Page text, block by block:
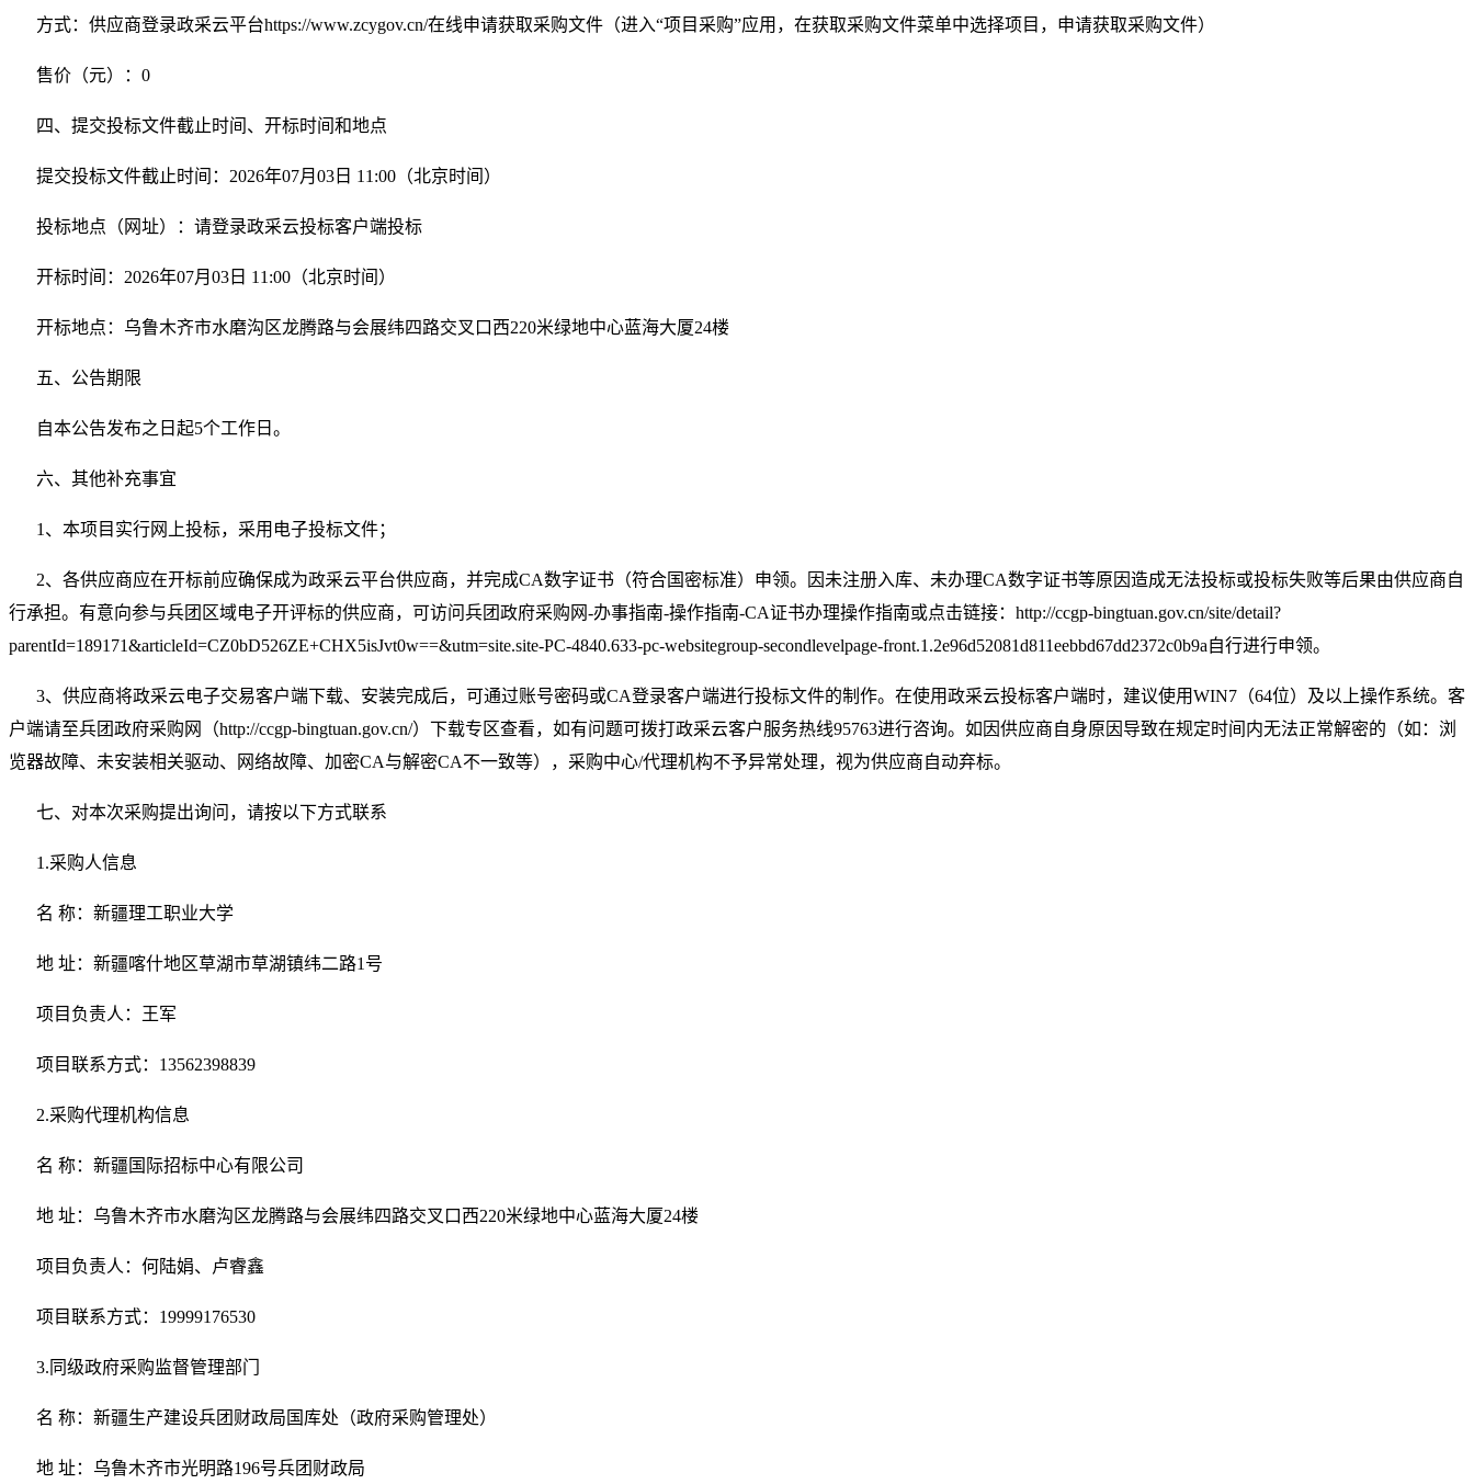
方式：供应商登录政采云平台https://www.zcygov.cn/在线申请获取采购文件（进入“项目采购”应用，在获取采购文件菜单中选择项目，申请获取采购文件）
售价（元）：0
四、提交投标文件截止时间、开标时间和地点
提交投标文件截止时间：2026年07月03日 11:00（北京时间）
投标地点（网址）：请登录政采云投标客户端投标
开标时间：2026年07月03日 11:00（北京时间）
开标地点：乌鲁木齐市水磨沟区龙腾路与会展纬四路交叉口西220米绿地中心蓝海大厦24楼
五、公告期限
自本公告发布之日起5个工作日。
六、其他补充事宜
1、本项目实行网上投标，采用电子投标文件；
2、各供应商应在开标前应确保成为政采云平台供应商，并完成CA数字证书（符合国密标准）申领。因未注册入库、未办理CA数字证书等原因造成无法投标或投标失败等后果由供应商自
行承担。有意向参与兵团区域电子开评标的供应商，可访问兵团政府采购网-办事指南-操作指南-CA证书办理操作指南或点击链接：http://ccgp-bingtuan.gov.cn/site/detail?
parentId=189171&articleId=CZ0bD526ZE+CHX5isJvt0w==&utm=site.site-PC-4840.633-pc-websitegroup-secondlevelpage-front.1.2e96d52081d811eebbd67dd2372c0b9a自行进行申领。
3、供应商将政采云电子交易客户端下载、安装完成后，可通过账号密码或CA登录客户端进行投标文件的制作。在使用政采云投标客户端时，建议使用WIN7（64位）及以上操作系统。客
户端请至兵团政府采购网（http://ccgp-bingtuan.gov.cn/）下载专区查看，如有问题可拨打政采云客户服务热线95763进行咨询。如因供应商自身原因导致在规定时间内无法正常解密的（如：浏
览器故障、未安装相关驱动、网络故障、加密CA与解密CA不一致等），采购中心/代理机构不予异常处理，视为供应商自动弃标。
七、对本次采购提出询问，请按以下方式联系
1.采购人信息
名 称：新疆理工职业大学
地 址：新疆喀什地区草湖市草湖镇纬二路1号
项目负责人：王军
项目联系方式：13562398839
2.采购代理机构信息
名 称：新疆国际招标中心有限公司
地 址：乌鲁木齐市水磨沟区龙腾路与会展纬四路交叉口西220米绿地中心蓝海大厦24楼
项目负责人：何陆娟、卢睿鑫
项目联系方式：19999176530
3.同级政府采购监督管理部门
名 称：新疆生产建设兵团财政局国库处（政府采购管理处）
地 址：乌鲁木齐市光明路196号兵团财政局